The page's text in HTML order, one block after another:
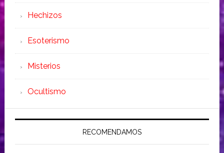
Hechizos
Esoterismo
Misterios
Ocultismo
RECOMENDAMOS